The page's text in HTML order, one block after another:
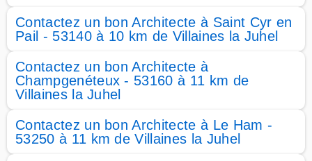
Contactez un bon Architecte à Saint Cyr en
Pail - 53140 à 10 km de Villaines la Juhel
Contactez un bon Architecte à
Champgenéteux - 53160 à 11 km de
Villaines la Juhel
Contactez un bon Architecte à Le Ham -
53250 à 11 km de Villaines la Juhel